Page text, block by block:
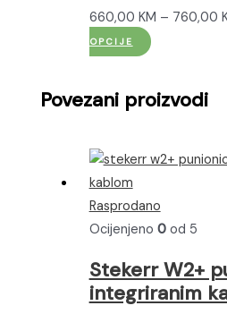
na
stranici
660,00 KM – 760,00
OPCIJE
Ovaj
više
Opcije
mogu
odabrati
stranici
proizvoda
Povezani proizvodi
Rasprodano
Ocijenjeno 0od 5
Stekerr W2+
integriranim